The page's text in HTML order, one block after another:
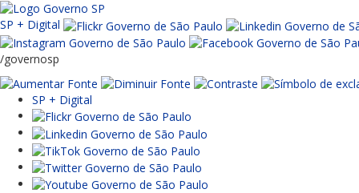
SP + Digital
/governosp
SP + Digital